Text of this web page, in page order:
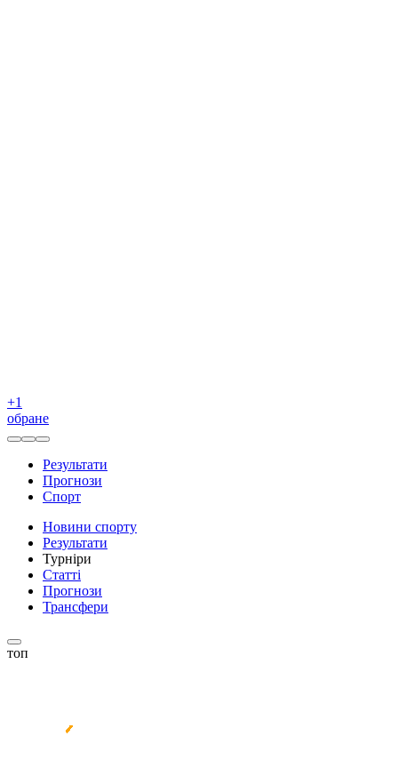
+1
обране
Результати
Прогнози
Спорт
Новини спорту
Результати
Турніри
Статті
Прогнози
Трансфери
топ